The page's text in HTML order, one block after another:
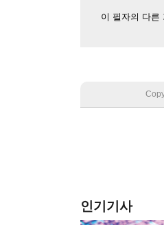
이 필자의 다른
인기기사